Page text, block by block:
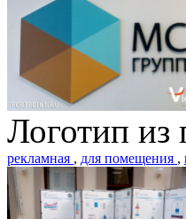
Логотип из
рекламная , для помещения ,